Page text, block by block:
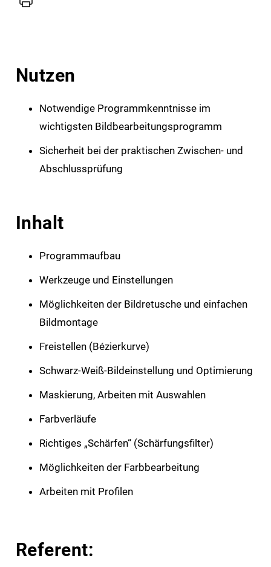
Nutzen
Notwendige Programmkenntnisse im
wichtigsten Bildbearbeitungsprogramm
Sicherheit bei der praktischen Zwischen- und
Abschlussprüfung
Inhalt
Programmaufbau
Werkzeuge und Einstellungen
Möglichkeiten der Bildretusche und einfachen
Bildmontage
Freistellen (Bézierkurve)
Schwarz-Weiß-Bildeinstellung und Optimierung
Maskierung, Arbeiten mit Auswahlen
Farbverläufe
Richtiges „Schärfen“ (Schärfungsfilter)
Möglich­keiten der Farbbearbeitung
Arbeiten mit Profilen
Referent: